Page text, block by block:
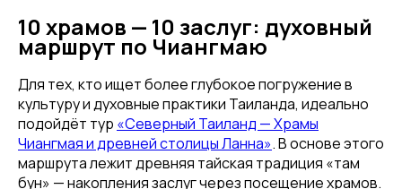
10 храмов — 10 заслуг: духовный
маршрут по Чиангмаю
Для тех, кто ищет более глубокое погружение в
культуру и духовные практики Таиланда, идеально
подойдёт тур «Северный Таиланд — Храмы
Чиангмая и древней столицы Ланна». В основе этого
маршрута лежит древняя тайская традиция «там
бун» — накопления заслуг через посещение храмов.